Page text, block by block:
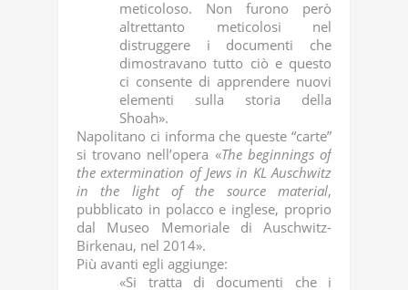
meticoloso. Non furono però
altrettanto meticolosi nel
distruggere i documenti che
dimostravano tutto ciò e questo
ci consente di apprendere nuovi
elementi sulla storia della
Shoah».
Napolitano ci informa che queste “carte”
si trovano nell’opera «The beginnings of
the extermination of Jews in KL Auschwitz
in the light of the source
material,
pubblicato in polacco e inglese, proprio
dal Museo Memoriale di Auschwitz-
Birkenau, nel 2014».
Più avanti egli aggiunge:
«Si tratta di documenti che i